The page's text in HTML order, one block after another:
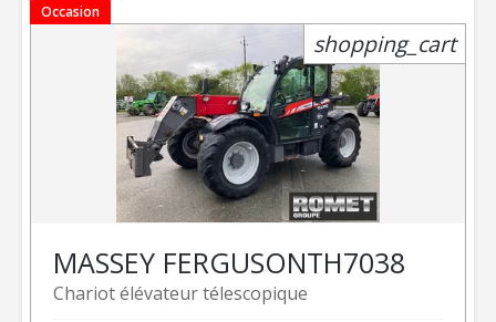
Occasion
Chariot élévateur télescopique
MASSEY FERGUSONTH7038
shopping_cart